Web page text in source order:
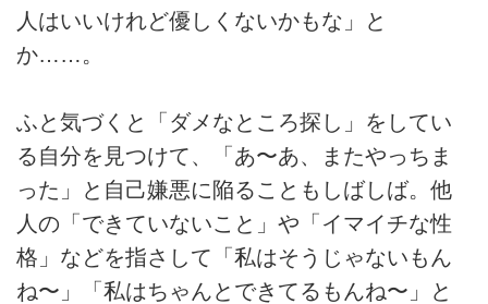
人はいいけれど優しくないかもな」と
か……。
ふと気づくと「ダメなところ探し」をしてい
る自分を見つけて、「あ〜あ、またやっちま
った」と自己嫌悪に陥ることもしばしば。他
人の「できていないこと」や「イマイチな性
格」などを指さして「私はそうじゃないもん
ね〜」「私はちゃんとできてるもんね〜」と